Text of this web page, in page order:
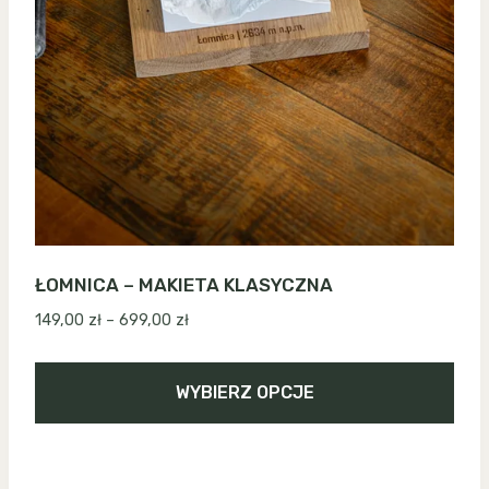
ŁOMNICA – MAKIETA KLASYCZNA
149,00 zł – 699,00 złZakres
od
149,00 zł
do
WYBIERZ OPCJE